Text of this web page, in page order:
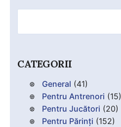
CATEGORII
General (41)
Pentru Antrenori (15)
Pentru Jucători (20)
Pentru Părinți (152)